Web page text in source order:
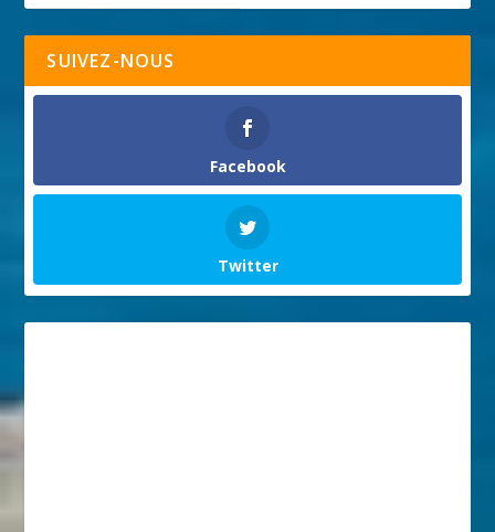
SUIVEZ-NOUS
Facebook
Twitter